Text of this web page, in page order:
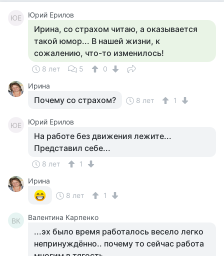
ЮЕ Юрий Ерилов
Ирина, со страхом читаю, а оказывается
такой юмор... В нашей жизни, к
сожалению, что-то изменилось!
8 лет 5
0
Ирина
Почему со страхом? 8 лет 1
ЮЕ Юрий Ерилов
На работе без движения лежите...
Представил себе...
8 лет
1
Ирина
8 лет
1
ВК Валентина Карпенко
...эх было время работалось весело легко
непринуждённо.. почему то сейчас работа